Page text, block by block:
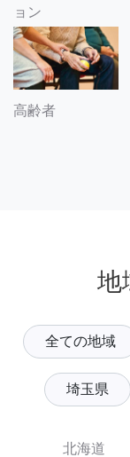
ョン
高齢者
地
全ての地域
埼玉県
北海道